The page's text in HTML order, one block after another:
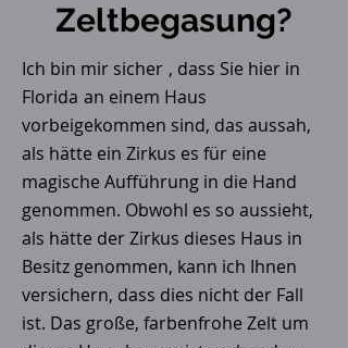
Zeltbegasung?
Ich bin mir sicher , dass Sie hier in
Florida an einem Haus
vorbeigekommen sind, das aussah,
als hätte ein Zirkus es für eine
magische Aufführung in die Hand
genommen. Obwohl es so aussieht,
als hätte der Zirkus dieses Haus in
Besitz genommen, kann ich Ihnen
versichern, dass dies nicht der Fall
ist. Das große, farbenfrohe Zelt um